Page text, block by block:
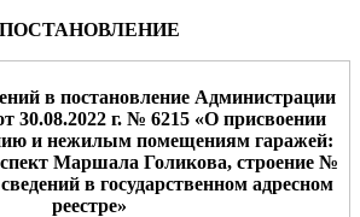
ПОСТАНОВЛЕНИЕ
в постановление Администрации
30.08.2022г. № 6215«О присвоении
и нежилым помещениям гаражей:
Маршала Голикова, строение №
в государственном адресном
реестре»